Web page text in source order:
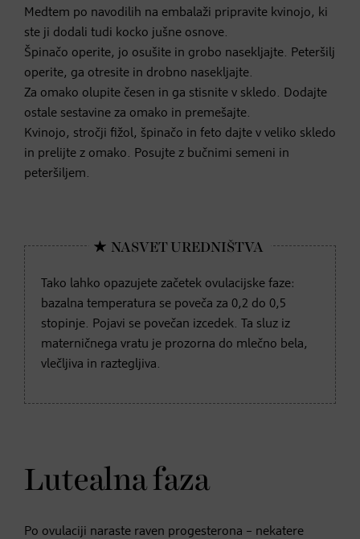
Medtem po navodilih na embalaži pripravite kvinojo, ki
ste ji dodali tudi kocko jušne osnove.
Špinačo operite, jo osušite in grobo nasekljajte. Peteršilj
operite, ga otresite in drobno nasekljajte.
Za omako olupite česen in ga stisnite v skledo. Dodajte
ostale sestavine za omako in premešajte.
Kvinojo, stročji fižol, špinačo in feto dajte v veliko skledo
in prelijte z omako. Posujte z bučnimi semeni in
peteršiljem.
Tako lahko opazujete začetek ovulacijske faze:
bazalna temperatura se poveča za 0,2 do 0,5
stopinje. Pojavi se povečan izcedek. Ta sluz iz
materničnega vratu je prozorna do mlečno bela,
vlečljiva in raztegljiva.
Lutealna faza
Po ovulaciji naraste raven progesterona – nekatere